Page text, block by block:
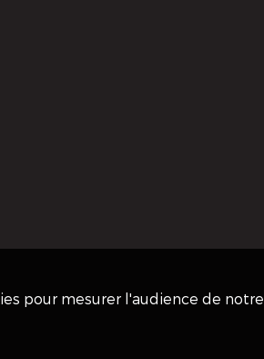
pour mesurer l'audience de notre